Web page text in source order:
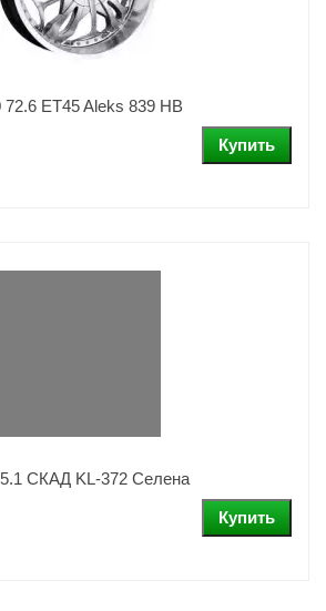
72.6 ET45 Aleks 839 HB
СКАД KL-372 Селена